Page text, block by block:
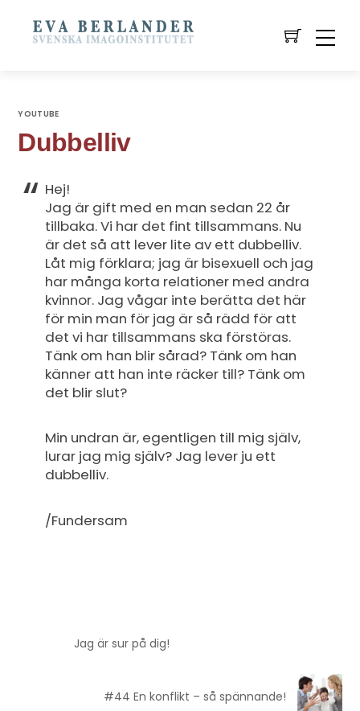
YOUTUBE
Dubbelliv
Hej!
Jag är gift med en man sedan 22 år
tillbaka. Vi har det fint tillsammans. Nu
är det så att lever lite av ett dubbelliv.
Låt mig förklara; jag är bisexuell och jag
har många korta relationer med andra
kvinnor. Jag vågar inte berätta det här
för min man för jag är så rädd för att
det vi har tillsammans ska förstöras.
Tänk om han blir sårad? Tänk om han
känner att han inte räcker till? Tänk om
det blir slut?
Min undran är, egentligen till mig själv,
lurar jag mig själv? Jag lever ju ett
dubbelliv.
/Fundersam
Jag är sur på dig!
#44 En konflikt – så spännande!